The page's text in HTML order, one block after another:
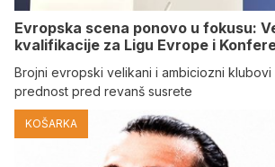
Evropska scena ponovo u fokusu:
kvalifikacije za Ligu Evrope i
Brojni evropski velikani i ambiciozni
prednost pred revanš susrete
KOŠARKA